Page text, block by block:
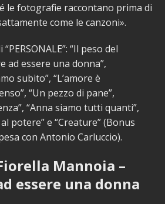
le fotografie raccontano prima di
come le canzoni».
“Il peso del
ad essere una donna”,
subito”, “L’amore è
“Un pezzo di pane”,
“Anna siamo tutti quanti”,
al potere” e “Creature” (Bonus
con Antonio Carluccio).
Mannoia –
essere una donna